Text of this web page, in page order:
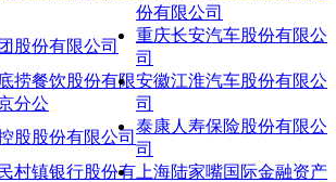
份有限公司
股份有限公司
重庆长安汽车股份有限公
司
捞餐饮股份有限
分公
安徽江淮汽车股份有限公
司
股股份有限公司
泰康人寿保险股份有限公
司
村镇银行股份有 上海陆家嘴国际金融资产